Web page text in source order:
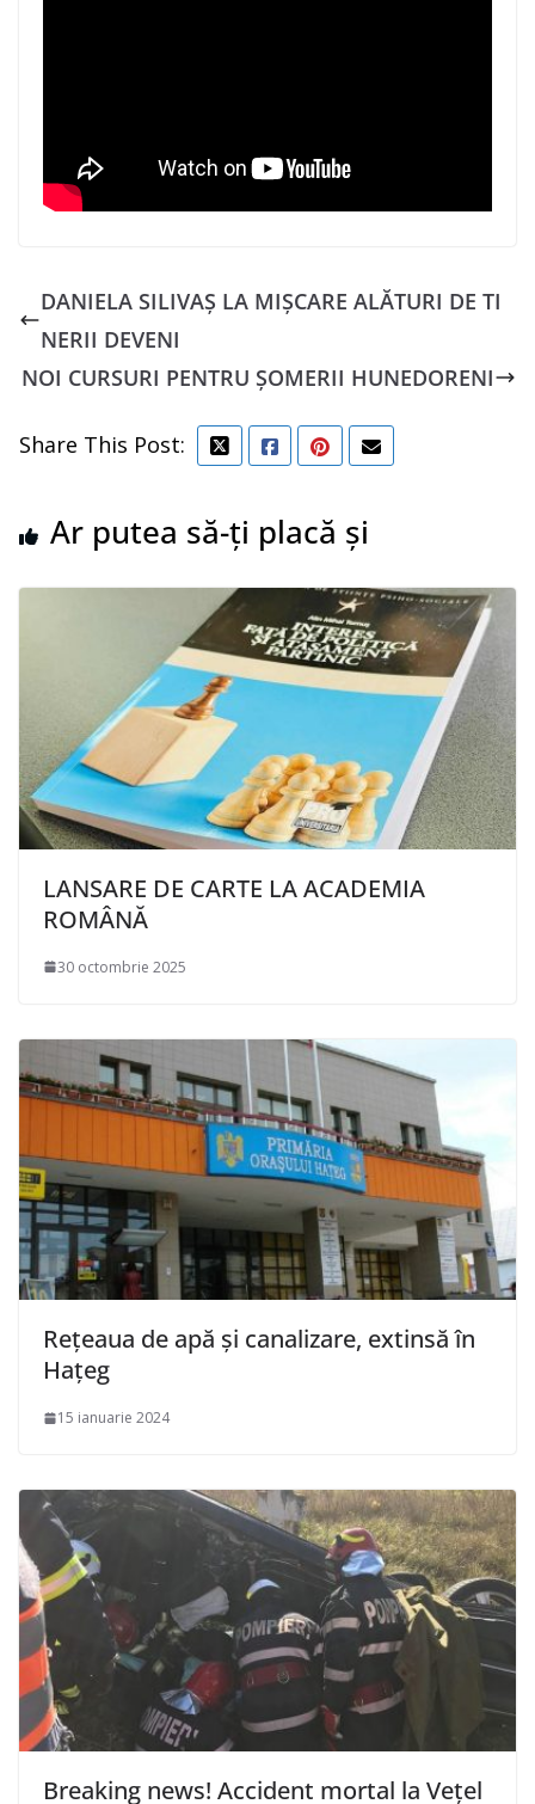
DANIELA SILIVAȘ LA MIȘCARE ALĂTURI DE TI
NERII DEVENI
NOI CURSURI PENTRU ȘOMERII HUNEDORENI
Share This Post:
Ar putea să-ți placă și
LANSARE DE CARTE LA ACADEMIA
ROMÂNĂ
30 octombrie 2025
Rețeaua de apă și canalizare, extinsă în
Hațeg
15 ianuarie 2024
Breaking news! Accident mortal la Vețel